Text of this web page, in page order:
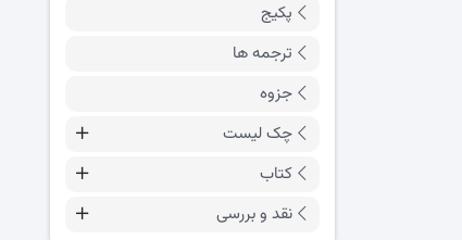
پکیج
ترجمه ها
جزوه
چک لیست
کتاب
نقد و بررسی